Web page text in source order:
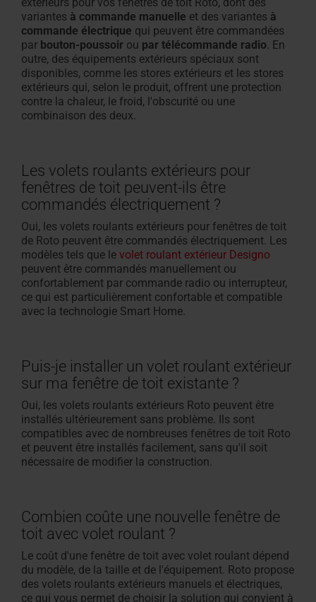
variantes à commande manuelle et des variantes à
commande électrique qui peuvent être commandées
par bouton-poussoir ou par télécommande radio . En
outre, des équipements extérieurs spéciaux sont
disponibles, comme les stores extérieurs et les stores
extérieurs qui, selon le produit, offrent une protection
contre la chaleur, le froid, l'obscurité ou une
combinaison des deux.
Les volets roulants extérieurs pour
fenêtres de toit peuvent-ils être
commandés électriquement ?
Oui, les volets roulants extérieurs pour fenêtres de toit
de Roto peuvent être commandés électriquement. Les
modèles tels que le volet roulant extérieur Designo
peuvent être commandés manuellement ou
confortablement par commande radio ou interrupteur,
ce qui est particulièrement confortable et compatible
avec la technologie Smart Home.
Puis-je installer un volet roulant extérieur
sur ma fenêtre de toit existante ?
Oui, les volets roulants extérieurs Roto peuvent être
installés ultérieurement sans problème. Ils sont
compatibles avec de nombreuses fenêtres de toit Roto
et peuvent être installés facilement, sans qu'il soit
nécessaire de modifier la construction.
Combien coûte une nouvelle fenêtre de
toit avec volet roulant ?
Le coût d'une fenêtre de toit avec volet roulant dépend
du modèle, de la taille et de l'équipement. Roto propose
des volets roulants extérieurs manuels et électriques,
ce qui vous permet de choisir la solution qui convient à